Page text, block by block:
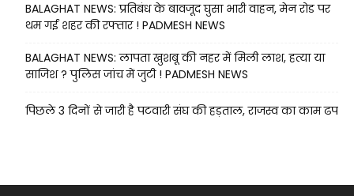
BALAGHAT NEWS: प्रतिबंध के बावजूद घुसा भारी वाहन, मेन रोड पर
थम गई शहर की रफ्तार ! PADMESH NEWS
BALAGHAT NEWS: लापता खुशबू की नहर में मिली लाश, हत्या या
साजिश ? पुलिस जांच में जुटी ! PADMESH NEWS
पिछले 3 दिनों से जारी है पटवारी संघ की हड़ताल, राजस्व का काम ढप